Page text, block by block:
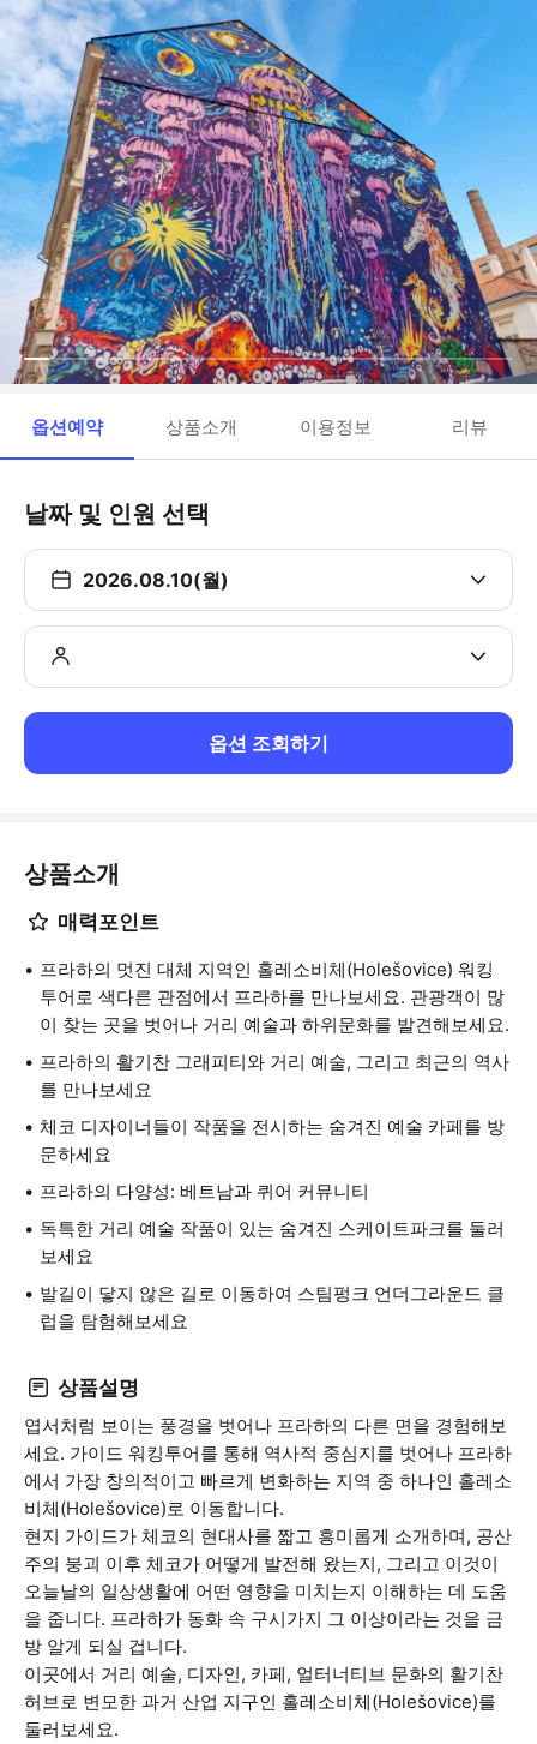
옵션예약 상품소개 이용정보 리뷰
날짜 및 인원 선택
2026.08.10(월)
옵션 조회하기
상품소개
매력포인트
프라하의 멋진 대체 지역인 홀레소비체(Holešovice) 워킹
투어로 색다른 관점에서 프라하를 만나보세요. 관광객이 많
이 찾는 곳을 벗어나 거리 예술과 하위문화를 발견해보세요.
프라하의 활기찬 그래피티와 거리 예술, 그리고 최근의 역사
를 만나보세요
체코 디자이너들이 작품을 전시하는 숨겨진 예술 카페를 방
문하세요
프라하의 다양성: 베트남과 퀴어 커뮤니티
독특한 거리 예술 작품이 있는 숨겨진 스케이트파크를 둘러
보세요
발길이 닿지 않은 길로 이동하여 스팀펑크 언더그라운드 클
럽을 탐험해보세요
상품설명
엽서처럼 보이는 풍경을 벗어나 프라하의 다른 면을 경험해보
세요. 가이드 워킹투어를 통해 역사적 중심지를 벗어나 프라하
에서 가장 창의적이고 빠르게 변화하는 지역 중 하나인 홀레소
비체(Holešovice)로 이동합니다.
현지 가이드가 체코의 현대사를 짧고 흥미롭게 소개하며, 공산
주의 붕괴 이후 체코가 어떻게 발전해 왔는지, 그리고 이것이
오늘날의 일상생활에 어떤 영향을 미치는지 이해하는 데 도움
을 줍니다. 프라하가 동화 속 구시가지 그 이상이라는 것을 금
방 알게 되실 겁니다.
이곳에서 거리 예술, 디자인, 카페, 얼터너티브 문화의 활기찬
허브로 변모한 과거 산업 지구인 홀레소비체(Holešovice)를
둘러보세요.